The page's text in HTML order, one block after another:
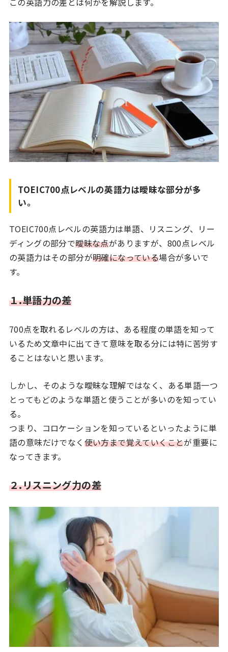
TOEIC700点レベルの英語力は曖昧な部分が多
い。
TOEIC700点レベルの英語力は単語、リスニング、リー
ディングの部分で曖昧な点がありますが、800点レベル
の英語力はその部分が明確になっている場合が多いで
す。
１.単語力の差
700点を取れるレベルの方は、ある程度の単語を知って
いるため文章中に出てきて意味を取る分には特に苦労す
ることはないと思います。
しかし、そのような曖昧な理解ではなく、ある単語一つ
とってもどのような単語と使うことが多いのを知ってい
る。
つまり、コロケーションを知っているといったように単
語の意味だけでなく 使い方まで覚えていくことが重要に
なってきます。
２.リスニング力の差